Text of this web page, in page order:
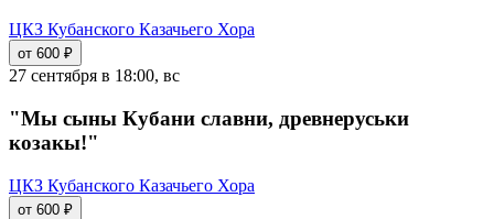
ЦКЗ Кубанского Казачьего Хора
от 600 ₽
27 сентября в 18:00, вс
"Мы сыны Кубани славни, древнеруськи
козакы!"
ЦКЗ Кубанского Казачьего Хора
от 600 ₽